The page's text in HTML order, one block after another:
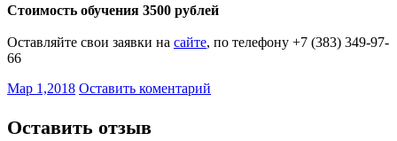
Стоимость обучения 3500 рублей
Оставляйте свои заявки на сайте, по телефону +7 (383) 349-97-
66
Мар 1,2018 Оставить коментарий
Оставить отзыв